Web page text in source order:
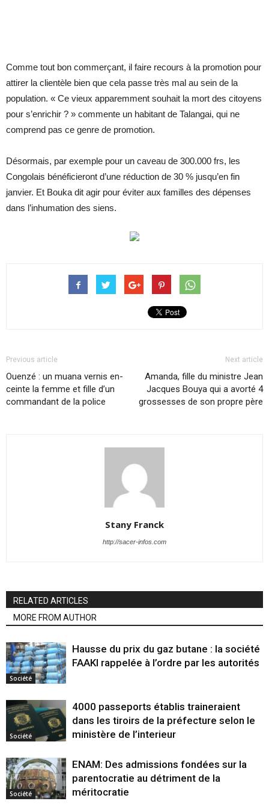
Comme tout bon commerçant, il faire recours à la promotion pour
attirer la clientèle bien que cela passe très mal au sein de la
population. « Ce vieux apparemment souhait la mort des citoyens
pour s’enrichir ? » commente un habitant de Talangai, qui ne
comprend pas ce genre de promotion.
Désormais, par exemple pour un caveau de 300.000 frs, les
Congolais bénéficieront d’une réduction de 30 % jusqu’en fin
janvier. Et Bouka dit agir pour éviter aux familles des dépenses
dans l’inhumation des siens.
Previous article
Ouenzé : un muana ver­nis en­
ceinte la femme et fille d’un
com­man­dant de la po­lice
Next article
Amanda, fille du ministre Jean
Jacques Bouya qui a avorté 4
grossesses de son propre père
Stany Franck
http://sacer-infos.com
RELATED ARTICLES
MORE FROM AUTHOR
Société
Hausse du prix du gaz butane : la société
FAAKI rappelée à l’ordre par les autorités
Société
4000 passeports établis traineraient
dans les tiroirs de la préfecture selon le
ministère de l’interieur
Société
ENAM: Des admissions fondées sur la
parentocratie au détriment de la
méritocratie